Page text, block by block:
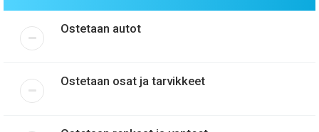
Ostetaan autot
Ostetaan osat ja tarvikkeet